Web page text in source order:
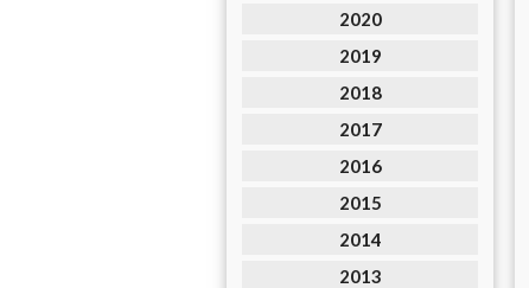
2020
2019
2018
2017
2016
2015
2014
2013